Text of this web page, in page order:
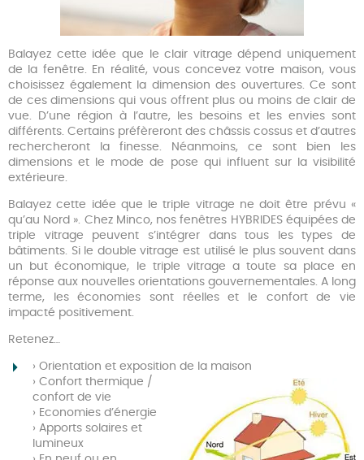
Balayez cette idée que le clair vitrage dépend uniquement
de la fenêtre. En réalité, vous concevez votre maison, vous
choisissez également la dimension des ouvertures. Ce sont
de ces dimensions qui vous offrent plus ou moins de clair de
vue. D’une région à l’autre, les besoins et les envies sont
différents. Certains préfèreront des châssis cossus et d’autres
rechercheront la finesse. Néanmoins, ce sont bien les
dimensions et le mode de pose qui influent sur la visibilité
extérieure.
Balayez cette idée que le triple vitrage ne doit être prévu «
qu’au Nord ». Chez Minco, nos fenêtres HYBRIDES équipées de
triple vitrage peuvent s’intégrer dans tous les types de
bâtiments. Si le double vitrage est utilisé le plus souvent dans
un but économique, le triple vitrage a toute sa place en
réponse aux nouvelles orientations gouvernementales. A long
terme, les économies sont réelles et le confort de vie
impacté positivement.
Retenez…
› Orientation et exposition de la maison
› Confort thermique /
confort de vie
› Economies d’énergie
› Apports solaires et
lumineux